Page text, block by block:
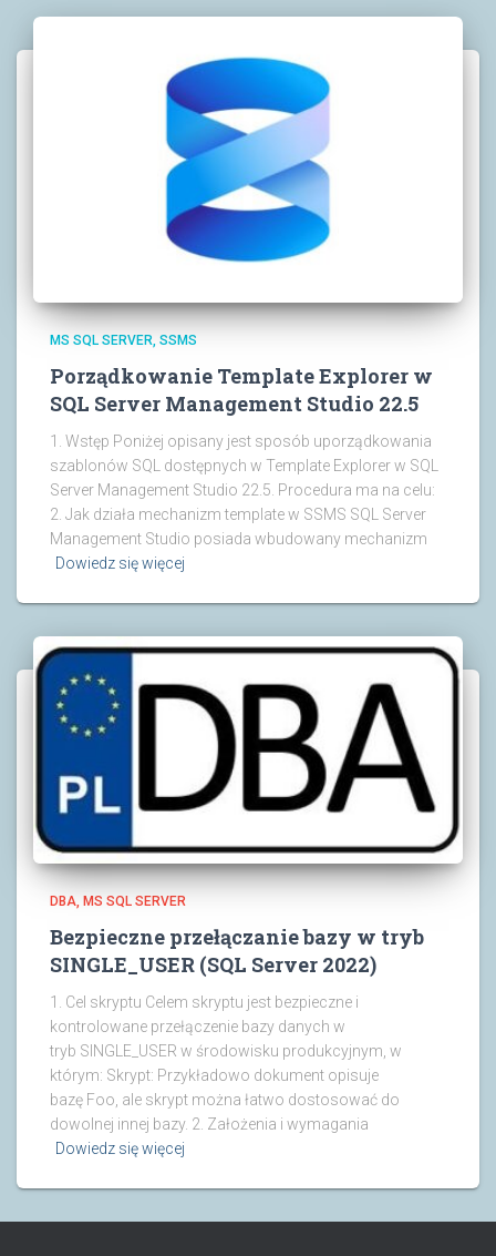
MS SQL SERVER SSMS
Porządkowanie Template Explorer w
SQL Server Management Studio 22.5
1. Wstęp Poniżej opisany jest sposób uporządkowania
szablonów SQL dostępnych w Template Explorer w SQL
Server Management Studio 22.5. Procedura ma na celu:
2. Jak działa mechanizm template w SSMS SQL Server
Management Studio posiada wbudowany mechanizm
Dowiedz się więcej
DBA MS SQL SERVER
Bezpieczne przełączanie bazy w tryb
SINGLE_USER (SQL Server 2022)
1. Cel skryptu Celem skryptu jest bezpieczne i
kontrolowane przełączenie bazy danych w
tryb SINGLE_USER w środowisku produkcyjnym, w
którym: Skrypt: Przykładowo dokument opisuje
bazę Foo, ale skrypt można łatwo dostosować do
dowolnej innej bazy. 2. Założenia i wymagania
Dowiedz się więcej